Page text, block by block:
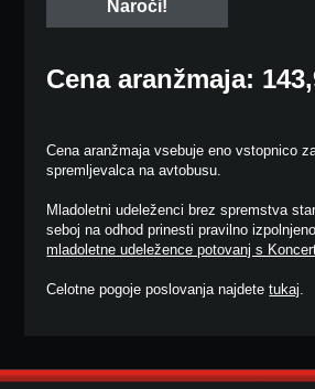
Cena aranžmaja:
Cena aranžmaja vsebuje eno vstopnico
spremljevalca na avtobusu.
Mladoletni udeleženci brez spremstva
seboj na odhod prinesti pravilno izpolnjeno
mladoletne udeležence potovanj s
Celotne pogoje poslovanja najdetetukaj.